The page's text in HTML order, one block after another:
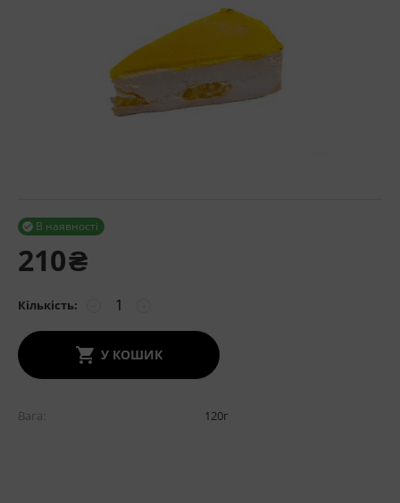
В наявності

210₴
Кількість:
У КОШИК
Вага 120г